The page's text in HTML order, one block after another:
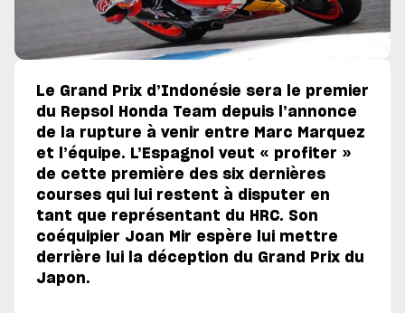
Le Grand Prix d’Indonésie sera le premier
du Repsol Honda Team depuis l’annonce
de la rupture à venir entre Marc Marquez
et l’équipe. L’Espagnol veut « profiter »
de cette première des six dernières
courses qui lui restent à disputer en
tant que représentant du HRC. Son
coéquipier Joan Mir espère lui mettre
derrière lui la déception du Grand Prix du
Japon.